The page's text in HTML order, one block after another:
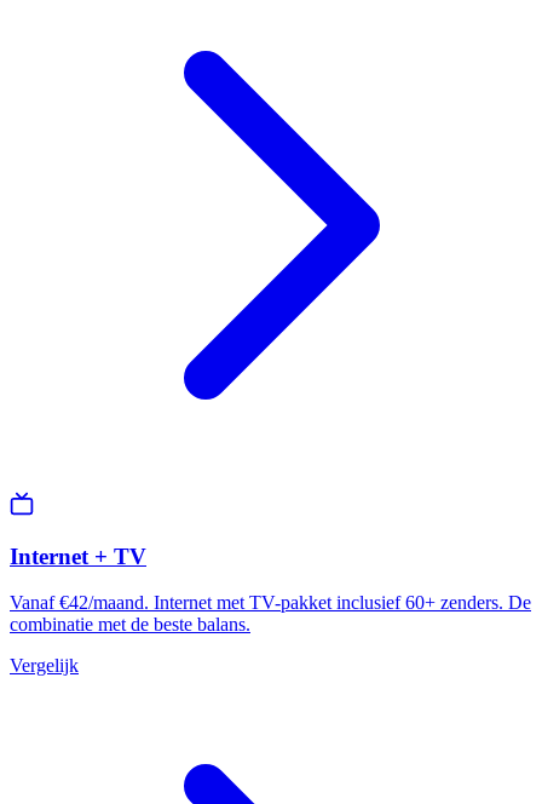
Internet + TV
Vanaf €42/maand. Internet met TV-pakket inclusief 60+ zenders. De
combinatie met de beste balans.
Vergelijk